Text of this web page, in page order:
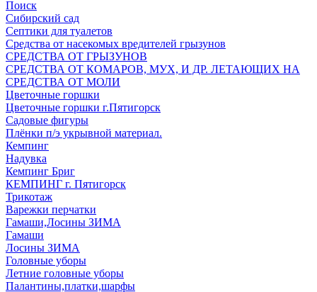
Поиск
Сибирский сад
Септики для туалетов
Средства от насекомых вредителей грызунов
СPEДСТВА ОТ ГРЫЗУНОВ
СРЕДСТВА ОТ КОМАРОВ, МУХ, И ДР. ЛЕТАЮЩИХ НА
СРЕДСТВА ОТ МОЛИ
Цветочные горшки
Цветочные горшки г.Пятигорск
Садовые фигуры
Плёнки п/э укрывной материал.
Кемпинг
Надувка
Кемпинг Бриг
КЕМПИНГ г. Пятигорск
Трикотаж
Варежки перчатки
Гамаши,Лосины ЗИМА
Гамаши
Лосины ЗИМА
Головные уборы
Летние головные уборы
Палантины,платки,шарфы